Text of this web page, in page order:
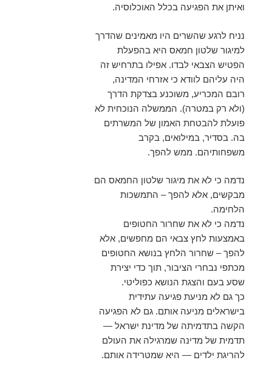
ואיתן את הפגיעה בכלל האוכלוסיה.
נניח לרגע שהשרים היו מאמינים שהדרך
למיגור שלטון חמאס היא בהפעלת
הפטיש הצבאי לבדו. אפילו בתרחיש זה
היה עליהם לוודא כי אזרחי המדינה,
רובם המכריע, משוכנע בצדקת הדרך
(ולא רק במטרה). הממשלה הנוכחית לא
פועלת להבטחת האמון של המשרתים
בה. בסדיר, במילואים, בקרב
משפחותיהם. ממש להפך.
נדמה כי לא את מיגור שלטון החמאס הם
מבקשים, אלא להפך – התמשכות
הלחימה.
נדמה כי לא את שחרור החטופים
באמצעות לחץ צבאי הם מחפשים, אלא
להפך – שחרור הלחץ בנושא החטופים
מכתפי נבחרי הציבור, תוך כדי יצירת
שסע בעם והצגת הנושא כפוליטי.
כך גם לא מניעת פגיעה עתידית
בישראלים מניעה אותם. גם לא הפגיעה
הקשה בתדמיתה של מדינת ישראל —
תדמית של מדינה שמרגילה את העולם
להריגת ילדים — היא שמטרידה אותם.